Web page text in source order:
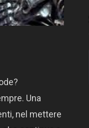
Una
nel mettere